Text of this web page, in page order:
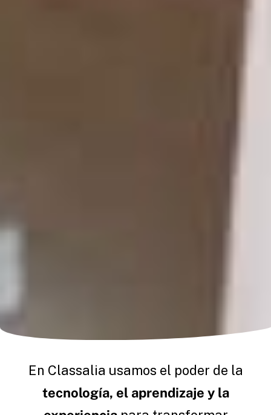
En Classalia usamos el poder de la
tecnología, el aprendizaje y la